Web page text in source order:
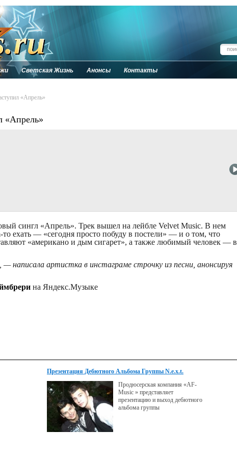
Светская Жизнь Анонсы Контакты
«Апрель»
«Апрель»
сингл «Апрель». Трек вышел на лейбле Velvet Music. В нем
ехать — «сегодня просто побуду в постели» — и о том, что
«американо и дым сигарет», а также любимый человек — в
написала артистка в инстаграме строчку из песни, анонсируя
на Яндекс.Музыке
Презентация Дебютного Альбома Группы N.e.x.t.
Продюсерская компания «AF-
Music » представляет
презентацию и выход дебютного
альбома группы